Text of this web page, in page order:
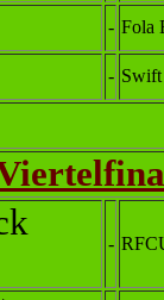
- Fola
- Swift
-